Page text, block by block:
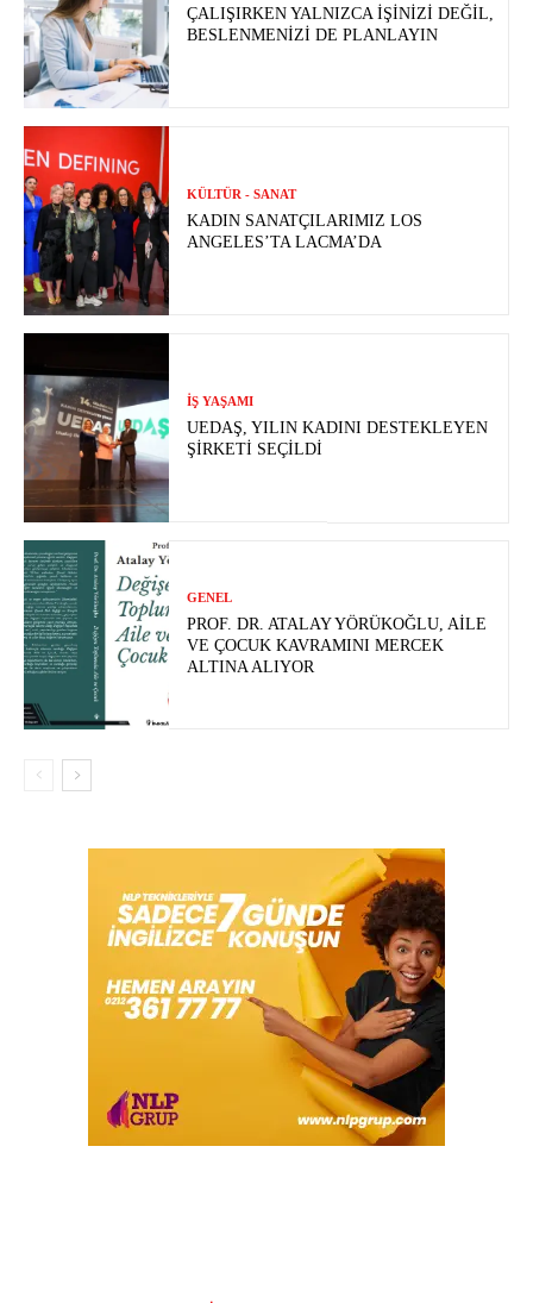
ÇALIŞIRKEN YALNIZCA İŞINIZI DEĞIL,
BESLENMENIZI DE PLANLAYIN
KÜLTÜR - SANAT
KADIN SANATÇILARIMIZ LOS
ANGELES’TA LACMA’DA
İŞ YAŞAMI
UEDAŞ, YILIN KADINI DESTEKLEYEN
ŞIRKETI SEÇILDI
GENEL
PROF. DR. ATALAY YÖRÜKOĞLU, AILE
VE ÇOCUK KAVRAMINI MERCEK
ALTINA ALIYOR